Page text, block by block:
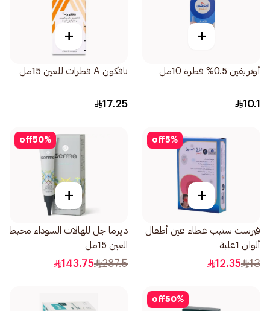
+
أوتريفين 0.5% قطرة 10مل
10.1
+
نافكون A قطرات للعين 15مل
17.25
5%
off
+
فيرست ستيب غطاء عين أطفال
ألوان 1علبة
13
12.35
50%
off
+
ديرما جل للهالات السوداء محيط
العين 15مل
287.5
143.75
50%
off